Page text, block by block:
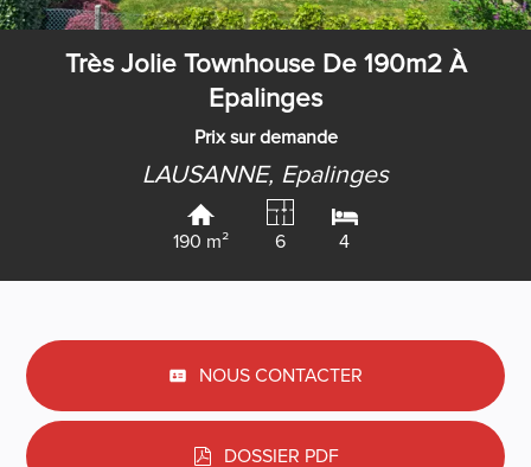
Très Jolie Townhouse De 190m2 À
Epalinges
Prix sur demande
LAUSANNE, Epalinges
190 m² 6 4
NOUS CONTACTER
DOSSIER PDF